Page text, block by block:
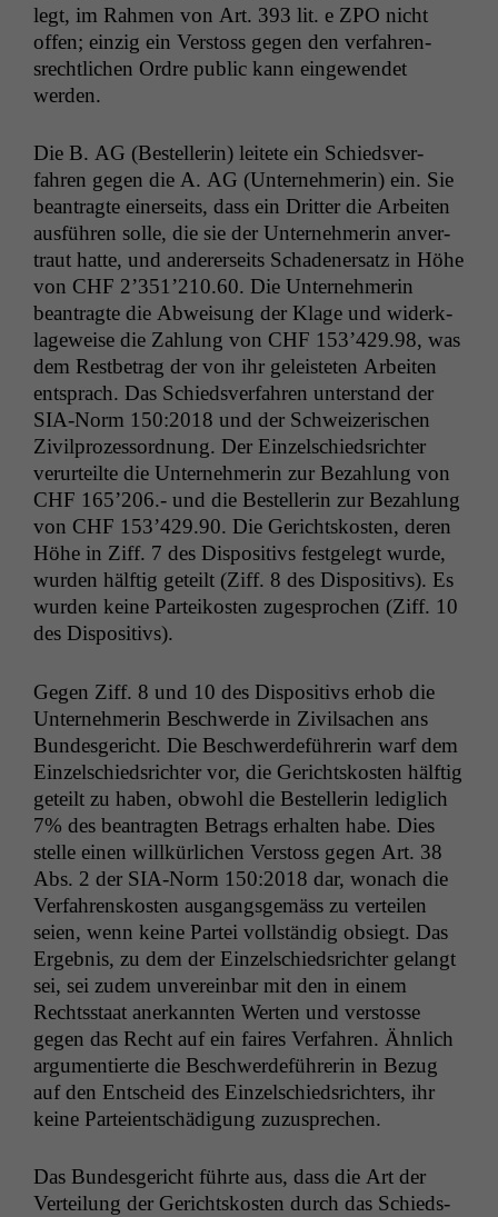
legt, im Rah­men von Art. 393 lit. e ZPO nicht
offen; einzig ein Ver­stoss gegen den ver­fahren­
srechtlichen Ordre pub­lic kann eingewen­det
werden.
Die B. AG (Bestel­lerin) leit­ete ein Schiedsver­
fahren gegen die A. AG (Unternehmerin) ein. Sie
beantragte ein­er­seits, dass ein Drit­ter die Arbeit­en
aus­führen solle, die sie der Unternehmerin anver­
traut hat­te, und ander­er­seits Schaden­er­satz in Höhe
von CHF 2’351’210.60. Die Unternehmerin
beantragte die Abweisung der Klage und widerk­
lageweise die Zahlung von CHF 153’429.98, was
dem Rest­be­trag der von ihr geleis­teten Arbeit­en
entsprach. Das Schiedsver­fahren unter­stand der
SIA-Norm 150:2018 und der Schweiz­erischen
Zivil­prozes­sor­d­nung. Der Einzelschied­srichter
verurteilte die Unternehmerin zur Bezahlung von
CHF 165’206.- und die Bestel­lerin zur Bezahlung
von CHF 153’429.90. Die Gericht­skosten, deren
Höhe in Ziff. 7 des Dis­pos­i­tivs fest­gelegt wurde,
wur­den hälftig geteilt (Ziff. 8 des Dis­pos­i­tivs). Es
wur­den keine Parteikosten zuge­sprochen (Ziff. 10
des Dispositivs).
Gegen Ziff. 8 und 10 des Dis­pos­i­tivs erhob die
Unternehmerin Beschw­erde in Zivil­sachen ans
Bun­des­gericht. Die Beschw­erde­führerin warf dem
Einzelschied­srichter vor, die Gericht­skosten hälftig
geteilt zu haben, obwohl die Bestel­lerin lediglich
7% des beantragten Betrags erhal­ten habe. Dies
stelle einen willkür­lichen Ver­stoss gegen Art. 38
Abs. 2 der SIA-Norm 150:2018 dar, wonach die
Ver­fahren­skosten aus­gangs­gemäss zu verteilen
seien, wenn keine Partei voll­ständig obsiegt. Das
Ergeb­nis, zu dem der Einzelschied­srichter gelangt
sei, sei zudem unvere­in­bar mit den in einem
Rechtsstaat anerkan­nten Werten und ver­stosse
gegen das Recht auf ein faires Ver­fahren. Ähn­lich
argu­men­tierte die Beschw­erde­führerin in Bezug
auf den Entscheid des Einzelschied­srichters, ihr
keine Parteientschädi­gung zuzusprechen.
Das Bun­des­gericht führte aus, dass die Art der
Verteilung der Gericht­skosten durch das Schieds­